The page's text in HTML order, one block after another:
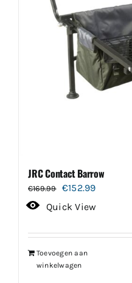
JRC Contact Barrow
€169.99
Oorspronkelijke
prijs
€169.99.
€152.99Huidige
prijs
€152.99.
Quick View
Toevoegen aan
winkelwagen